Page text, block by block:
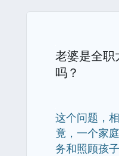
老婆是全职
吗？
这个问题，
竟，一个家
务和照顾孩